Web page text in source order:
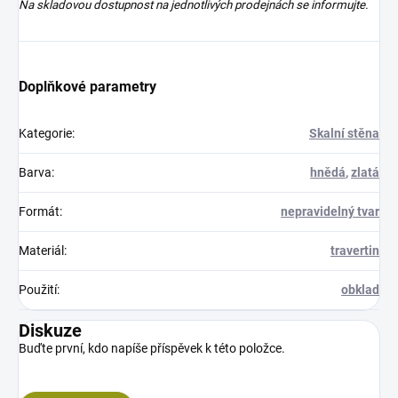
Na skladovou dostupnost na jednotlivých prodejnách se informujte.
Doplňkové parametry
Kategorie: Skalní stěna
Barva: hnědá,zlatá
Formát: nepravidelný tvar
Materiál : travertin
Použití: obklad
Diskuze
Buďte první, kdo napíše příspěvek k této položce.